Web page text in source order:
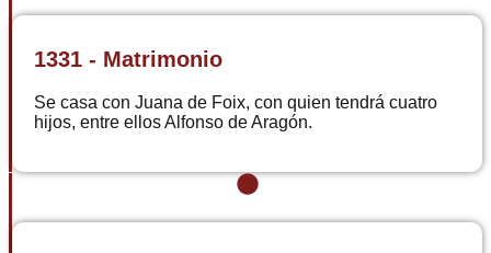
1331 - Matrimonio
Se casa con Juana de Foix, con quien tendrá cuatro
hijos, entre ellos Alfonso de Aragón.